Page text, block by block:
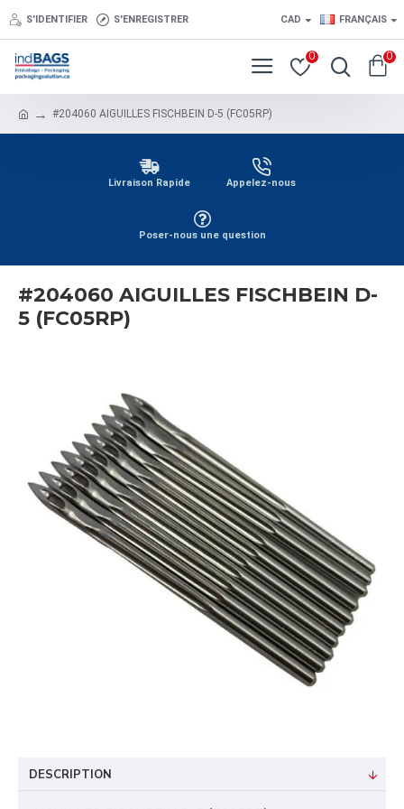
S'IDENTIFIER S'ENREGISTRER CAD FRANÇAIS
0 0
#204060 AIGUILLES FISCHBEIN D-5 (FC05RP)
Livraison Rapide Appelez-nous
Poser-nous une question
#204060 AIGUILLES FISCHBEIN D-
5 (FC05RP)
DESCRIPTION